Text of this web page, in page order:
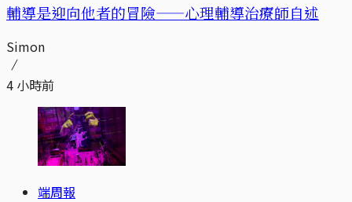
輔導是迎向他者的冒險——心理輔導治療師自述
Simon
4 小時前
端周報